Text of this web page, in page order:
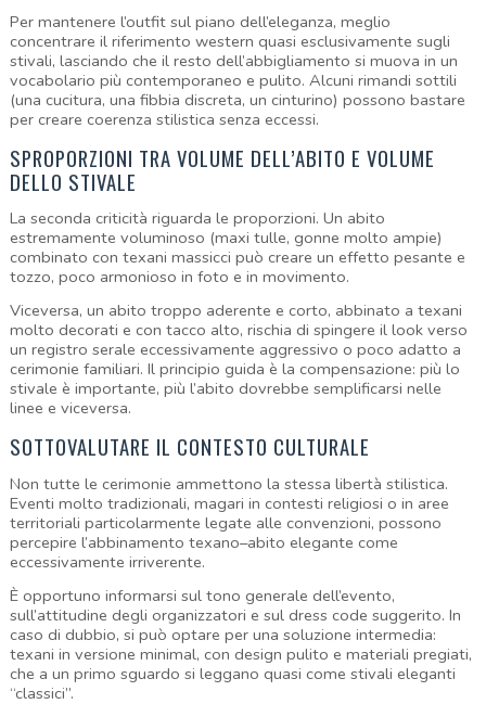
Per mantenere l’outfit sul piano dell’eleganza, meglio
concentrare il riferimento western quasi esclusivamente sugli
stivali, lasciando che il resto dell’abbigliamento si muova in un
vocabolario più contemporaneo e pulito. Alcuni rimandi sottili
(una cucitura, una fibbia discreta, un cinturino) possono bastare
per creare coerenza stilistica senza eccessi.
SPROPORZIONI TRA VOLUME DELL’ABITO E VOLUME
DELLO STIVALE
La seconda criticità riguarda le proporzioni. Un abito
estremamente voluminoso (maxi tulle, gonne molto ampie)
combinato con texani massicci può creare un effetto pesante e
tozzo, poco armonioso in foto e in movimento.
Viceversa, un abito troppo aderente e corto, abbinato a texani
molto decorati e con tacco alto, rischia di spingere il look verso
un registro serale eccessivamente aggressivo o poco adatto a
cerimonie familiari. Il principio guida è la compensazione: più lo
stivale è importante, più l’abito dovrebbe semplificarsi nelle
linee e viceversa.
SOTTOVALUTARE IL CONTESTO CULTURALE
Non tutte le cerimonie ammettono la stessa libertà stilistica.
Eventi molto tradizionali, magari in contesti religiosi o in aree
territoriali particolarmente legate alle convenzioni, possono
percepire l’abbinamento texano–abito elegante come
eccessivamente irriverente.
È opportuno informarsi sul tono generale dell’evento,
sull’attitudine degli organizzatori e sul dress code suggerito. In
caso di dubbio, si può optare per una soluzione intermedia:
texani in versione minimal, con design pulito e materiali pregiati,
che a un primo sguardo si leggano quasi come stivali eleganti
“classici”.